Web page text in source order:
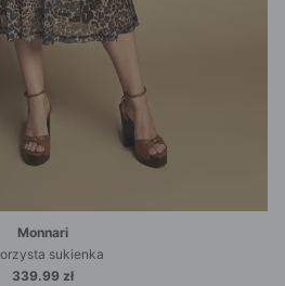
Monnari
sukienka
339.99 zł